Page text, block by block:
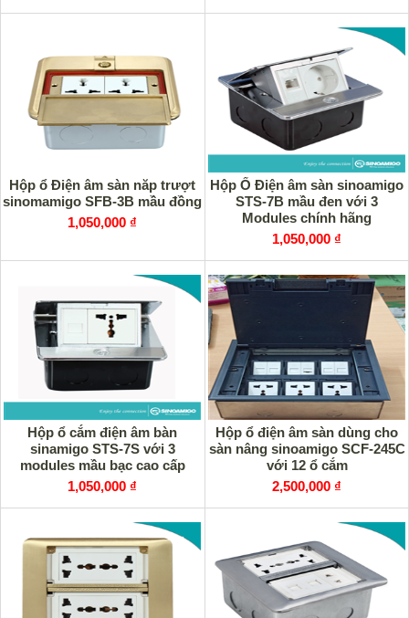
Hộp ổ Điện âm sàn năp trượt
sinomamigo SFB-3B mầu đồng
1,050,000 ₫
Hộp Ổ Điện âm sàn sinoamigo
STS-7B mầu đen với 3
Modules chính hãng
1,050,000 ₫
Hộp ổ cắm điện âm bàn
sinamigo STS-7S với 3
modules mầu bạc cao cấp
1,050,000 ₫
Hộp ổ điện âm sàn dùng cho
sàn nâng sinoamigo SCF-245C
với 12 ổ cắm
2,500,000 ₫